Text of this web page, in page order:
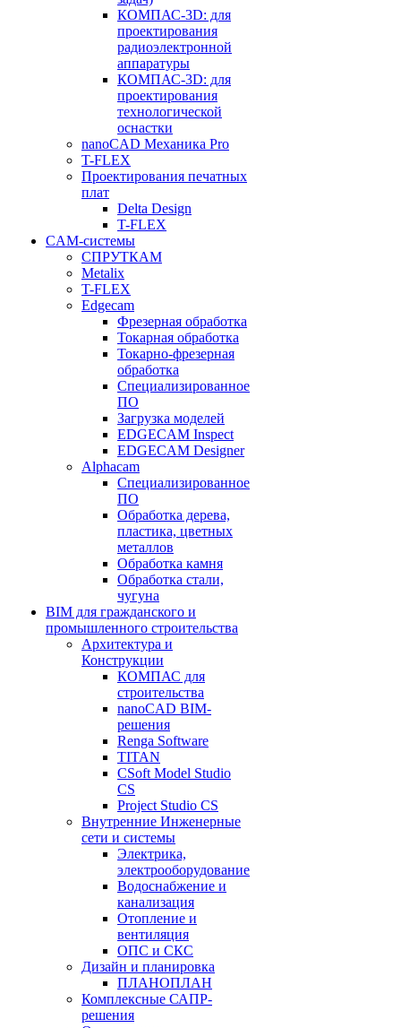
КОМПАС-3D: для
проектирования
радиоэлектронной
аппаратуры
КОМПАС-3D: для
проектирования
технологической
оснастки
nanoCAD Механика Pro
T-FLEX
Проектирования печатных
плат
Delta Design
T-FLEX
CAM-системы
СПРУТКAM
Metalix
T-FLEX
Edgecam
Фрезерная обработка
Токарная обработка
Токарно-фрезерная
обработка
Специализированное
ПО
Загрузка моделей
EDGECAM Inspect
EDGECAM Designer
Alphacam
Специализированное
ПО
Обработка дерева,
пластика, цветных
металлов
Обработка камня
Обработка стали,
чугуна
BIM для гражданского и
промышленного строительства
Архитектура и
Конструкции
КОМПАС для
строительства
nanoCAD BIM-
решения
Renga Software
TITAN
CSoft Model Studio
CS
Project Studio CS
Внутренние Инженерные
сети и системы
Электрика,
электрооборудование
Водоснабжение и
канализация
Отопление и
вентиляция
ОПС и СКС
Дизайн и планировка
ПЛАНОПЛАН
Комплексные САПР-
решения